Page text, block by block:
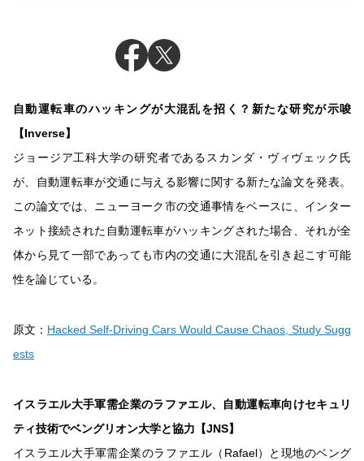
自動運転車のハッキングが大混乱を招く？新たな研究が示唆
【Inverse】
ジョージア工科大学の研究者であるスカンダ・ヴィヴェック氏
が、自動運転車が交通に与える影響に関する新たな論文を発表。
この論文では、ニューヨーク市の交通事情をベースに、インター
ネット接続された自動運転車がハッキングされた場合、それが全
体から見て一部であっても市内の交通に大混乱を引き起こす可能
性を論じている。
原文： Hacked Self-Driving Cars Would Cause Chaos, Study Sugg
ests
イスラエル大手軍需企業のラファエル、自動運転車向けセキュリ
ティ技術でベングリオン大学と協力【JNS】
イスラエル大手軍需企業のラファエル（Rafael）と現地のベング